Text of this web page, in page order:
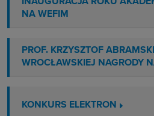
NA WEFIM
PROF. KRZYSZTOF
WROCŁAWSKIEJ NAGRODY
KONKURS ELEKTRON